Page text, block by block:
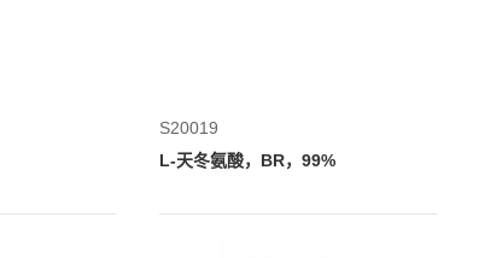
S20019
L-天冬氨酸，BR，99%